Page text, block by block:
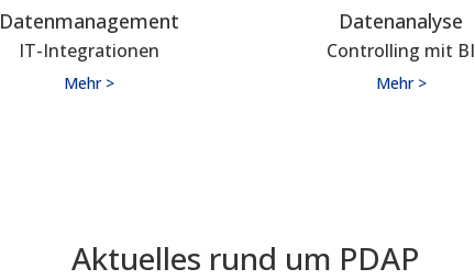
Datenmanagement
IT-Integrationen
Mehr >
Datenanalyse
Controlling mit BI
Mehr >
Aktuelles rund um PDAP